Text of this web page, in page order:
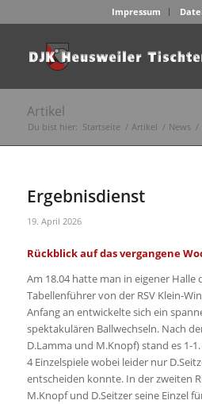
Impressum
Artikel
Du bist hier: Startseite / Artikel / News /
Ergebnisdienst
19. April 2026
Rückblick auf das vergangene
Am 18.04 hatte man in eigener Halle
Tabellenführer von der RSV Klein-
Anfang an entwickelte sich ein
spektakulären Ballwechseln. Nach
D.Lamma und M.Knopf) stand es 1-
4 Einzelspiele wobei leider nur
entscheiden konnte. In der zweiten
M.Knopf und D.Seitzer seine Einzel